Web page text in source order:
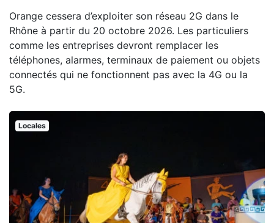
Orange cessera d’exploiter son réseau 2G dans le
Rhône à partir du 20 octobre 2026. Les particuliers
comme les entreprises devront remplacer les
téléphones, alarmes, terminaux de paiement ou objets
connectés qui ne fonctionnent pas avec la 4G ou la
5G.
Locales